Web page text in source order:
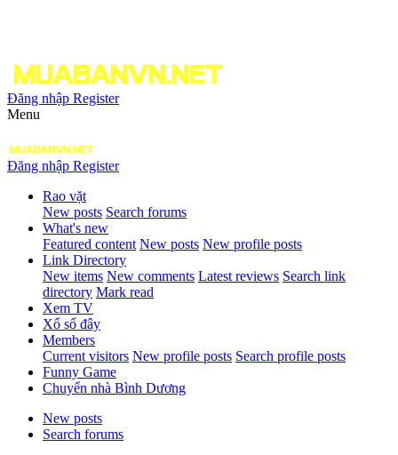
Đăng nhập Register
Menu
Đăng nhập Register
Rao vặt
New posts Search forums
What's new
Featured content New posts New profile posts
Link Directory
New items New comments Latest reviews Search link
directory Mark read
Xem TV
Xổ số đây
Members
Current visitors New profile posts Search profile posts
Funny Game
Chuyển nhà Bình Dương
New posts
Search forums